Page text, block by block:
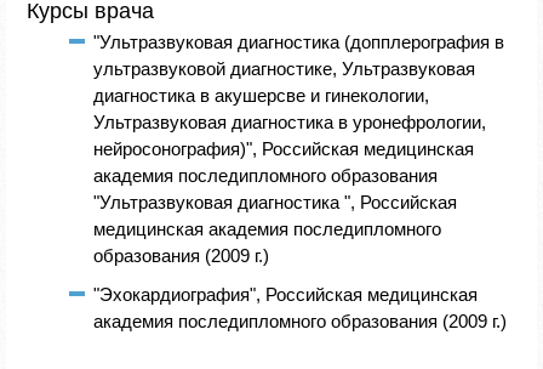
Курсы врача
"Ультразвуковая диагностика (допплерография в
ультразвуковой диагностике, Ультразвуковая
диагностика в акушерсве и гинекологии,
Ультразвуковая диагностика в уронефрологии,
нейросонография)", Российская медицинская
академия последипломного образования
"Ультразвуковая диагностика ", Российская
медицинская академия последипломного
образования (2009 г.)
"Эхокардиография", Российская медицинская
академия последипломного образования (2009 г.)